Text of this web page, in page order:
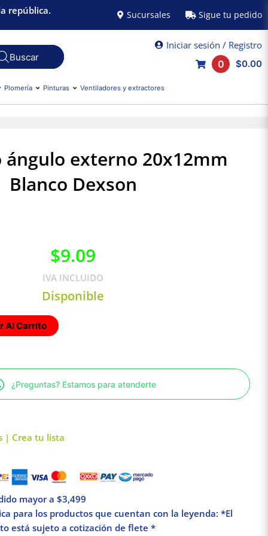
república. Sucursales Sigue tu pedido
Iniciar sesión / Registro
0
$0.00
Plomería Pinturas Ventiladores y extractores
ángulo externo 20x12mm
Blanco Dexson
$9.09
IVA INCLUIDO
Disponible
Al Carrito
¿Preguntas? Estamos para atenderte
| Crea tu lista
mayor a $3,499
para los productos que cuentan con la leyenda: *El
está sujeto a cotización de flete *